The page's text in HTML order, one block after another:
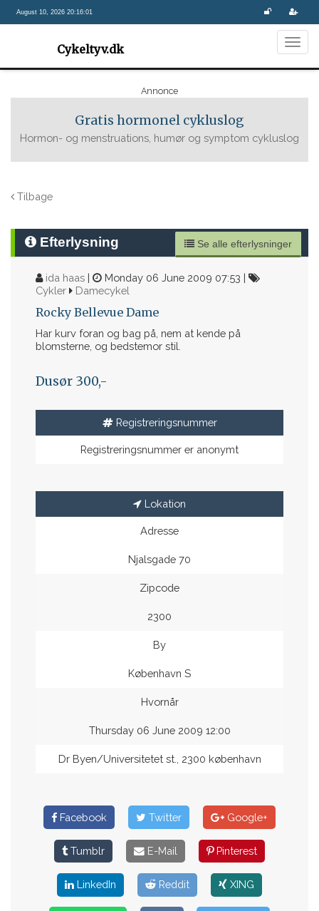
August 10, 2026 20:16:01
Cykeltyv.dk
Annonce
Gratis hormonel cykluslog
Hormon- og menstruations, humør og symptom cykluslog
Tilbage
Efterlysning Se alle efterlysninger
ida haas |
Monday 06 June 2009 07:53 |
Cykler
Damecykel
Rocky Bellevue Dame
Har kurv foran og bag på, nem at kende på
blomsterne, og bedstemor stil.
Dusør 300,-
Registreringsnummer
Registreringsnummer er anonymt
Lokation
Adresse
Njalsgade 70
Zipcode
2300
By
København S
Hvornår
Thursday 06 June 2009 12:00
Dr Byen/Universitetet st., 2300 københavn
Facebook Twitter Google+
Tumblr E-Mail Pinterest
LinkedIn Reddit XING